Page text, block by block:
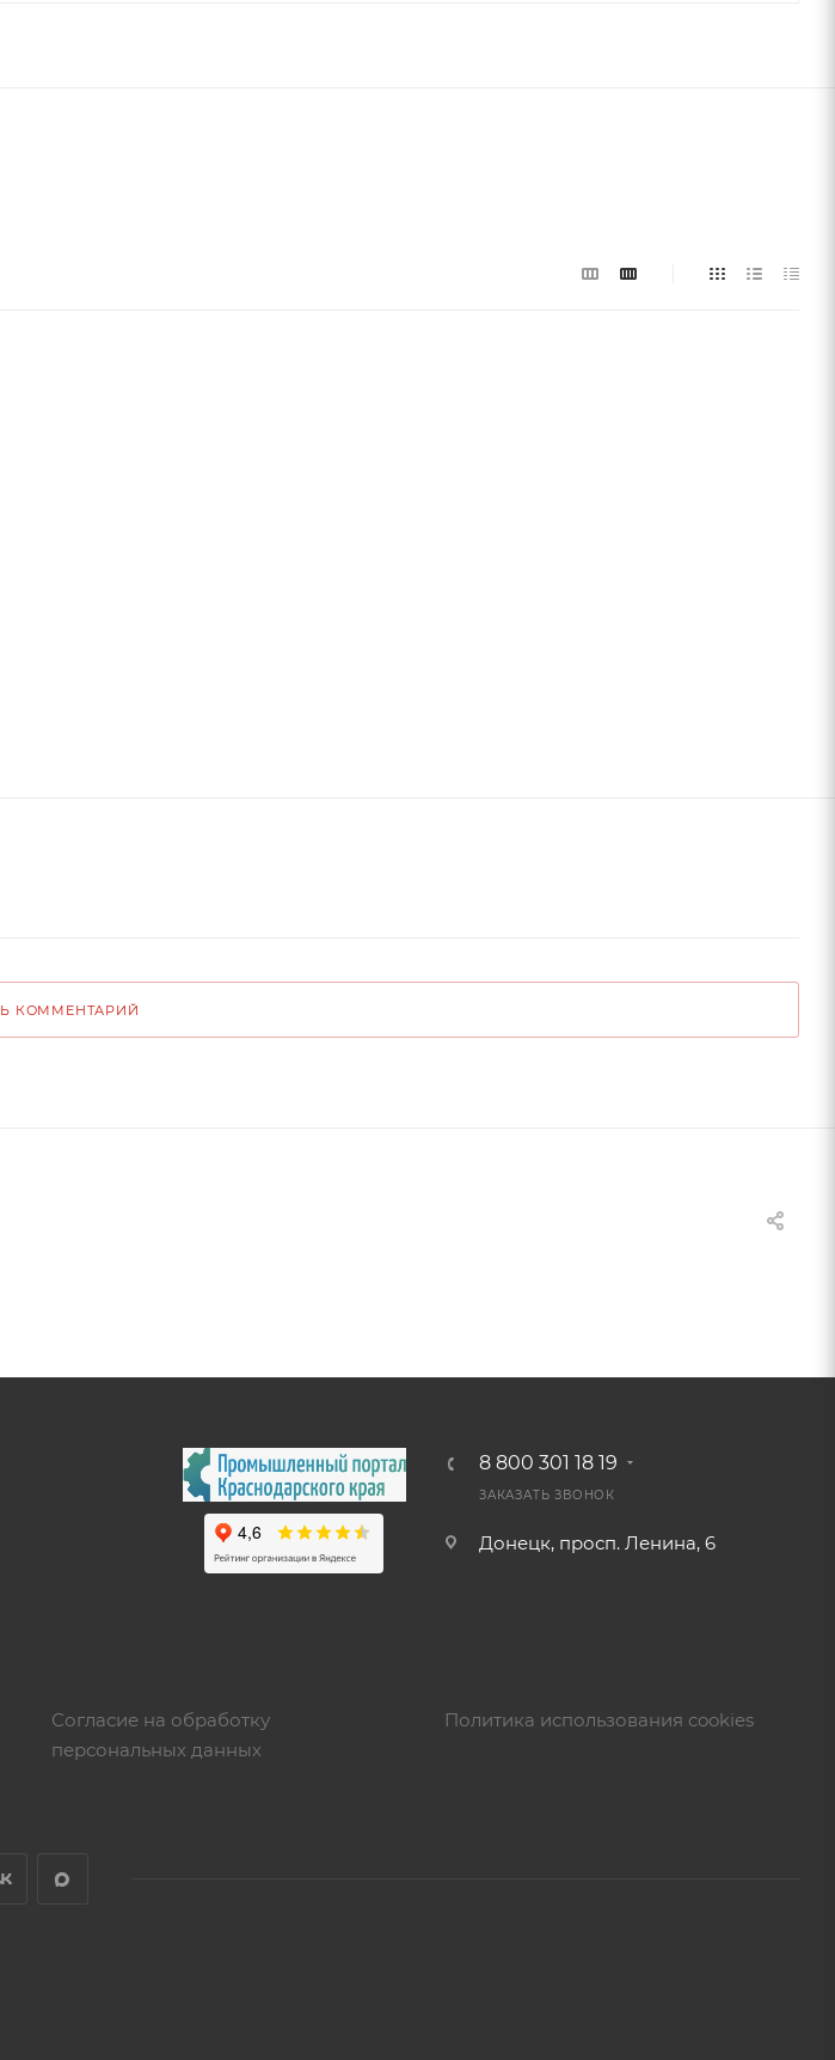
КОММЕНТАРИЙ
8 800 301 18 19
ЗАКАЗАТЬ ЗВОНОК
Донецк, просп. Ленина, 6
Согласие на обработку
персональных данных
Политика использования cookies